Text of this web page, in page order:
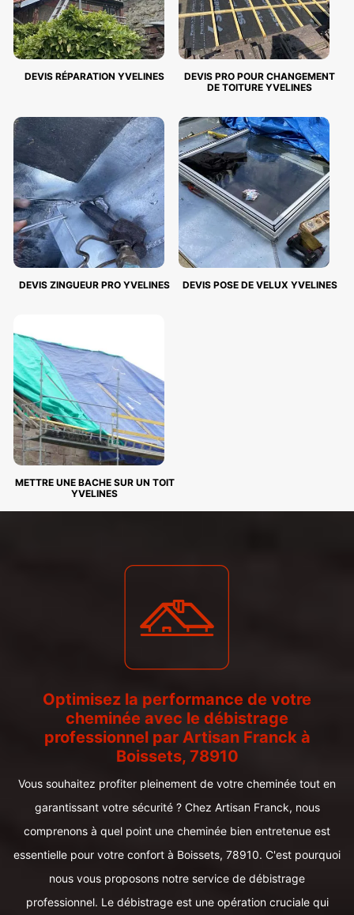
DEVIS RÉPARATION YVELINES
DEVIS PRO POUR CHANGEMENT
DE TOITURE YVELINES
DEVIS ZINGUEUR PRO YVELINES DEVIS POSE DE VELUX YVELINES
METTRE UNE BACHE SUR UN TOIT
YVELINES
Optimisez la performance de votre
cheminée avec le débistrage
professionnel par Artisan Franck à
Boissets, 78910
Vous souhaitez profiter pleinement de votre cheminée tout en
garantissant votre sécurité ? Chez Artisan Franck, nous
comprenons à quel point une cheminée bien entretenue est
essentielle pour votre confort à Boissets, 78910. C'est pourquoi
nous vous proposons notre service de débistrage
professionnel. Le débistrage est une opération cruciale qui